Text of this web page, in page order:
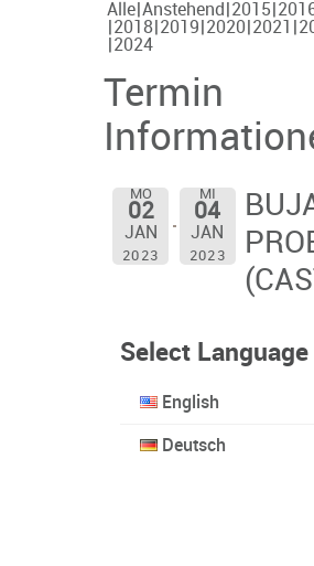
Alle Anstehend 2015
2018 2019 2020 2021
2024
Termin
MO
02
JAN
2023
MI
04
JAN
2023
Select Language
English
Deutsch